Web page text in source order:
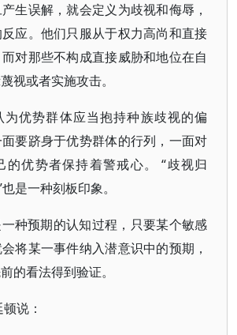
生误解，就会定义为歧视和侮辱，
应。他们只服从于权力高尚和直接
对那些不构成直接威胁和地位在自
视或者实施攻击。
为优势群体应当抱持种族歧视的偏
要跻身于优势群体的行列，一面对
的优势者保持着警戒心。 “歧视归
是一种刻板印象。
种预期的认知过程，只要某个敏感
将某一事件纳入潜意识中的预期，
的看法得到验证。
说：